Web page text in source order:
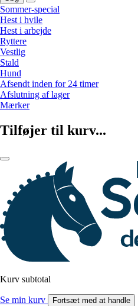
Sommer-special
Hest i hvile
Hest i arbejde
Ryttere
Vestlig
Stald
Hund
Afsendt inden for 24 timer
Afslutning af lager
Mærker
Tilføjer til kurv...
Kurv subtotal
Se min kurv Fortsæt med at handle